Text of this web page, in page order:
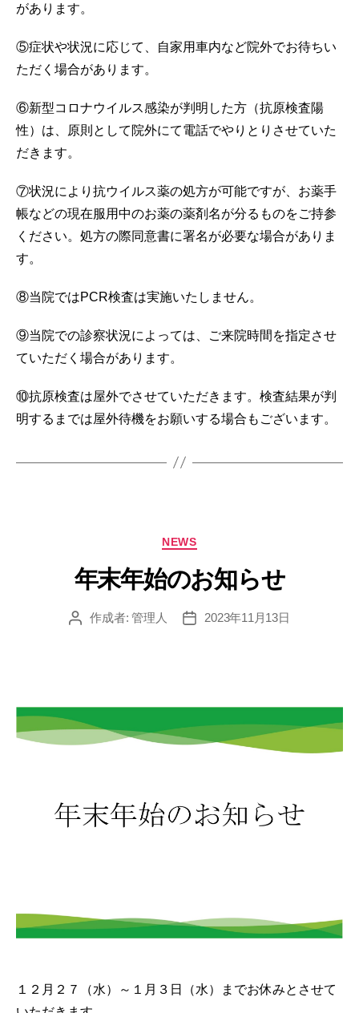
があります。
⑤症状や状況に応じて、自家用車内など院外でお待ちい
ただく場合があります。
⑥新型コロナウイルス感染が判明した方（抗原検査陽
性）は、原則として院外にて電話でやりとりさせていた
だきます。
⑦状況により抗ウイルス薬の処方が可能ですが、お薬手
帳などの現在服用中のお薬の薬剤名が分るものをご持参
ください。処方の際同意書に署名が必要な場合がありま
す。
⑧当院ではPCR検査は実施いたしません。
⑨当院での診察状況によっては、ご来院時間を指定させ
ていただく場合があります。
⑩抗原検査は屋外でさせていただきます。検査結果が判
明するまでは屋外待機をお願いする場合もございます。
カ
テ
ゴ
リ
NEWS
年末年始のお知らせ
投
作成者:管理人
投
2023年11月13日
１２月２７（水）～１月３日（水）までお休みとさせて